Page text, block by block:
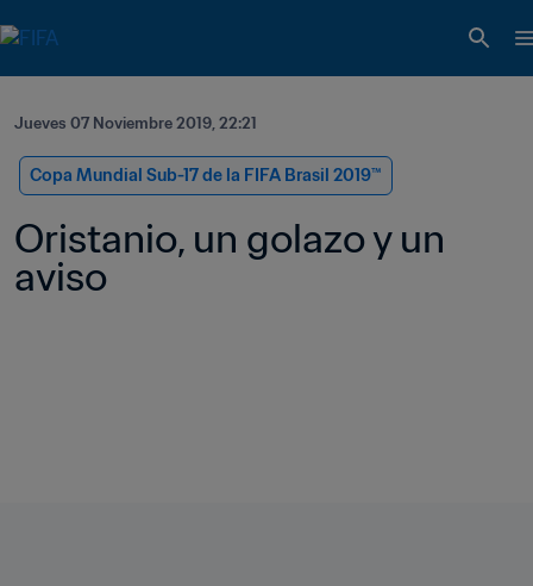
Jueves 07 Noviembre 2019, 22:21
Copa Mundial Sub-17 de la FIFA Brasil 2019™
Oristanio, un golazo y un
aviso